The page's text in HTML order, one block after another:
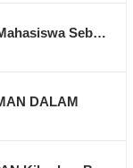
Seb…
DALAM